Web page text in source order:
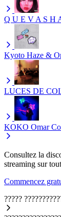
Q U E V A S H
Kyoto Haze &
LUCES DE
KOKO Omar
Consultez la
streaming sur
Commencez
?????